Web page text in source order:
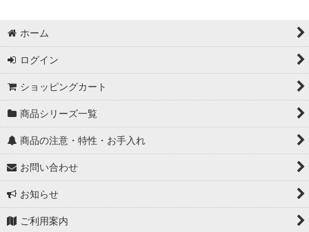
ホーム
ログイン
ショッピングカート
商品シリーズ一覧
商品の注意・特性・お手入れ
お問い合わせ
お知らせ
ご利用案内